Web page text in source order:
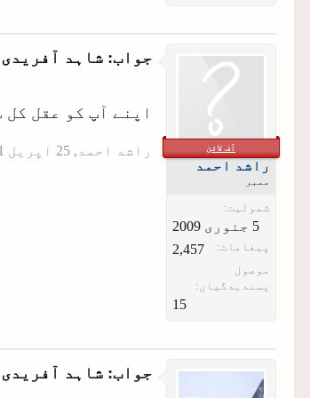
آف لائن
راشد احمد
ممبر
شمولیت:
‏5 جنوری 2009
پیغامات: 2,457
موصول
پسندیدگیاں:
15
جواب: شاہد
اپنے آپ کو عقل
راشد احمد , ‏25 اپریل 2011
جواب: شاہد